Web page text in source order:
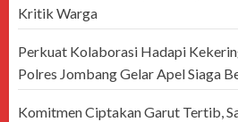
Kritik Warga
Perkuat Kolaborasi Hadapi
Polres Jombang Gelar Apel Siaga
Komitmen Ciptakan Garut Tertib,